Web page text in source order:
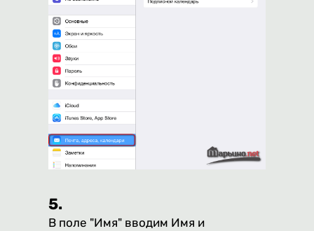
5.
В поле "Имя" вводим Имя и